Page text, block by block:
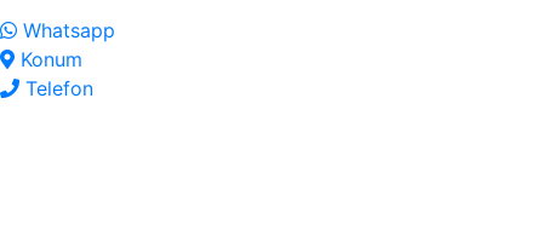
Whatsapp
Konum
Telefon